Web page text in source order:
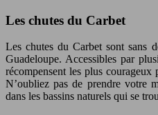
Les chutes du Carbet
Les chutes du Carbet sont sans
Guadeloupe. Accessibles par
récompensent les plus
N’oubliez pas de prendre votre
dans les bassins naturels qui se